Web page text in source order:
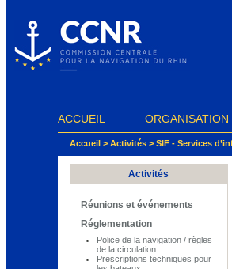
ACCUEIL ORGANISATION
Accueil > Activités > SIF - Services
Activités
Réunions et événements
Réglementation
Police de la navigation / règles
de la circulation
Prescriptions techniques pour